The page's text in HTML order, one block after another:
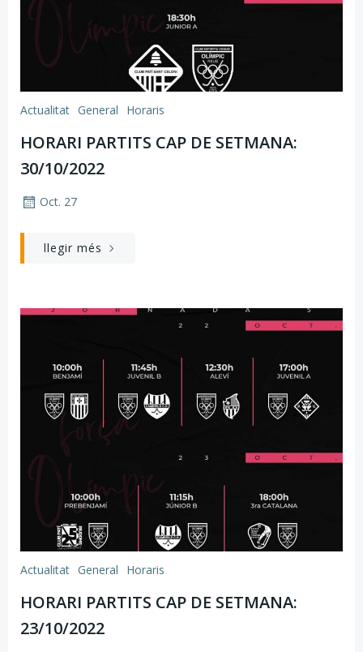
Actualitat General Horaris
HORARI PARTITS CAP DE SETMANA:
30/10/2022
Oct. 27
llegir més
Actualitat General Horaris
HORARI PARTITS CAP DE SETMANA:
23/10/2022